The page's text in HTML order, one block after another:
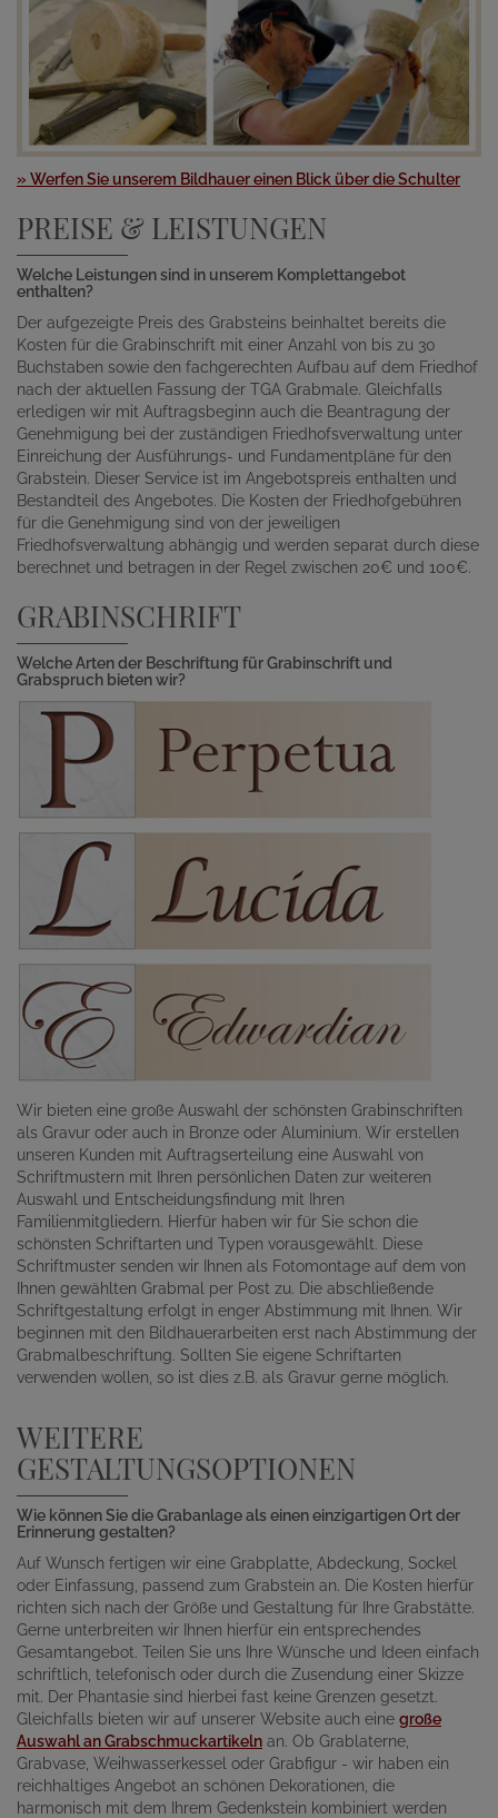
» Werfen Sie unserem Bildhauer einen Blick über die Schulter
PREISE & LEISTUNGEN
Welche Leistungen sind in unserem Komplettangebot
enthalten?
Der aufgezeigte Preis des Grabsteins beinhaltet bereits die
Kosten für die Grabinschrift mit einer Anzahl von bis zu 30
Buchstaben sowie den fachgerechten Aufbau auf dem Friedhof
nach der aktuellen Fassung der TGA Grabmale. Gleichfalls
erledigen wir mit Auftragsbeginn auch die Beantragung der
Genehmigung bei der zuständigen Friedhofsverwaltung unter
Einreichung der Ausführungs- und Fundamentpläne für den
Grabstein. Dieser Service ist im Angebotspreis enthalten und
Bestandteil des Angebotes. Die Kosten der Friedhofgebühren
für die Genehmigung sind von der jeweiligen
Friedhofsverwaltung abhängig und werden separat durch diese
berechnet und betragen in der Regel zwischen 20€ und 100€.
GRABINSCHRIFT
Welche Arten der Beschriftung für Grabinschrift und
Grabspruch bieten wir?
Wir bieten eine große Auswahl der schönsten Grabinschriften
als Gravur oder auch in Bronze oder Aluminium. Wir erstellen
unseren Kunden mit Auftragserteilung eine Auswahl von
Schriftmustern mit Ihren persönlichen Daten zur weiteren
Auswahl und Entscheidungsfindung mit Ihren
Familienmitgliedern. Hierfür haben wir für Sie schon die
schönsten Schriftarten und Typen vorausgewählt. Diese
Schriftmuster senden wir Ihnen als Fotomontage auf dem von
Ihnen gewählten Grabmal per Post zu. Die abschließende
Schriftgestaltung erfolgt in enger Abstimmung mit Ihnen. Wir
beginnen mit den Bildhauerarbeiten erst nach Abstimmung der
Grabmalbeschriftung. Sollten Sie eigene Schriftarten
verwenden wollen, so ist dies z.B. als Gravur gerne möglich.
WEITERE
GESTALTUNGSOPTIONEN
Wie können Sie die Grabanlage als einen einzigartigen Ort der
Erinnerung gestalten?
Auf Wunsch fertigen wir eine Grabplatte, Abdeckung, Sockel
oder Einfassung, passend zum Grabstein an. Die Kosten hierfür
richten sich nach der Größe und Gestaltung für Ihre Grabstätte.
Gerne unterbreiten wir Ihnen hierfür ein entsprechendes
Gesamtangebot. Teilen Sie uns Ihre Wünsche und Ideen einfach
schriftlich, telefonisch oder durch die Zusendung einer Skizze
mit. Der Phantasie sind hierbei fast keine Grenzen gesetzt.
Gleichfalls bieten wir auf unserer Website auch eine große
Auswahl an Grabschmuckartikeln an. Ob Grablaterne,
Grabvase, Weihwasserkessel oder Grabfigur - wir haben ein
reichhaltiges Angebot an schönen Dekorationen, die
harmonisch mit dem Ihrem Gedenkstein kombiniert werden